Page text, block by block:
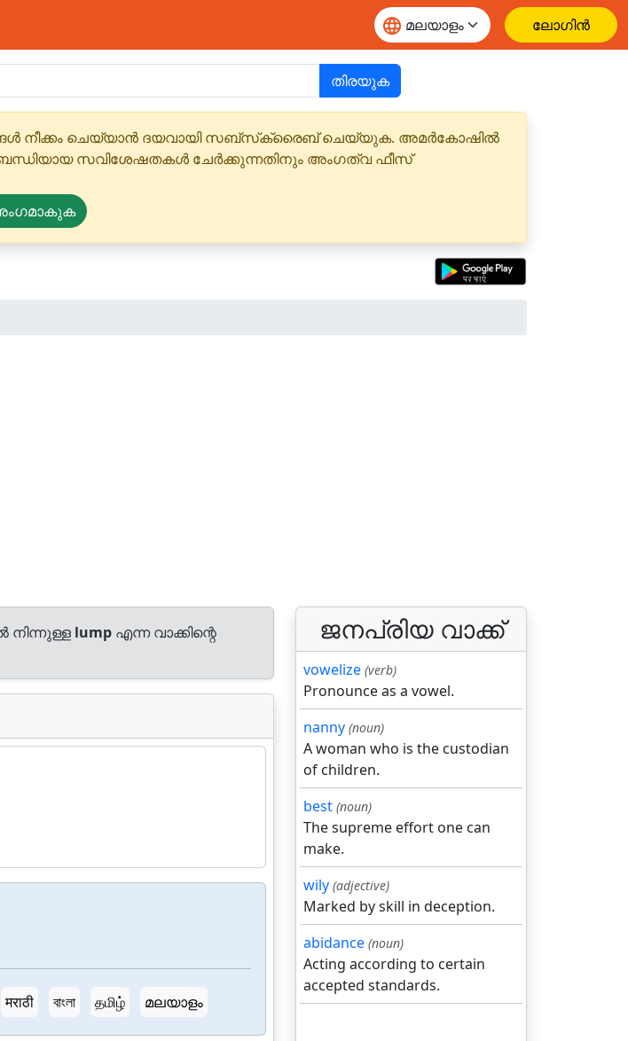
ലോഗിൻ
തിരയുക
നീക്കം ചെയ്യാൻ ദയവായി സബ്‌സ്‌ക്രൈബ് ചെയ്യുക. അമർകോഷിൽ
സവിശേഷതകൾ ചേർക്കുന്നതിനും അംഗത്വ ഫീസ്
നിന്നുള്ള lump എന്ന വാക്കിന്റെ
मराठी বাংলা தமிழ் മലയാളം
ജനപ്രിയ വാക്ക്
vowelize (verb)
Pronounce as a vowel.
nanny (noun)
A woman who is the custodian
of children.
best (noun)
The supreme effort one can
make.
wily (adjective)
Marked by skill in deception.
abidance (noun)
Acting according to certain
accepted standards.